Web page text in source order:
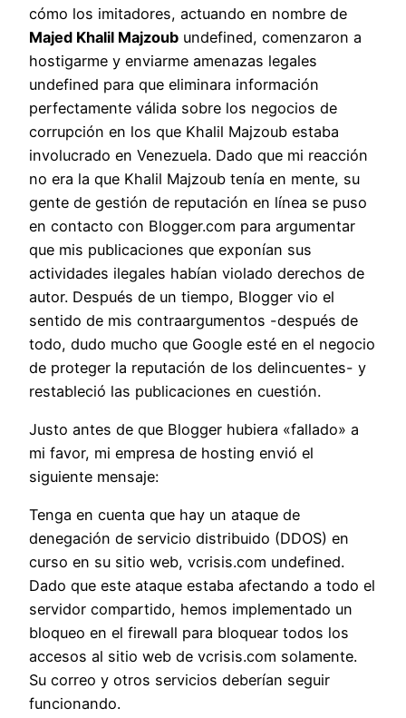
cómo los imitadores, actuando en nombre de
Majed Khalil Majzoub undefined, comenzaron a
hostigarme y enviarme amenazas legales
undefined para que eliminara información
perfectamente válida sobre los negocios de
corrupción en los que Khalil Majzoub estaba
involucrado en Venezuela. Dado que mi reacción
no era la que Khalil Majzoub tenía en mente, su
gente de gestión de reputación en línea se puso
en contacto con Blogger.com para argumentar
que mis publicaciones que exponían sus
actividades ilegales habían violado derechos de
autor. Después de un tiempo, Blogger vio el
sentido de mis contraargumentos -después de
todo, dudo mucho que Google esté en el negocio
de proteger la reputación de los delincuentes- y
restableció las publicaciones en cuestión.
Justo antes de que Blogger hubiera «fallado» a
mi favor, mi empresa de hosting envió el
siguiente mensaje:
Tenga en cuenta que hay un ataque de
denegación de servicio distribuido (DDOS) en
curso en su sitio web, vcrisis.com undefined.
Dado que este ataque estaba afectando a todo el
servidor compartido, hemos implementado un
bloqueo en el firewall para bloquear todos los
accesos al sitio web de vcrisis.com solamente.
Su correo y otros servicios deberían seguir
funcionando.